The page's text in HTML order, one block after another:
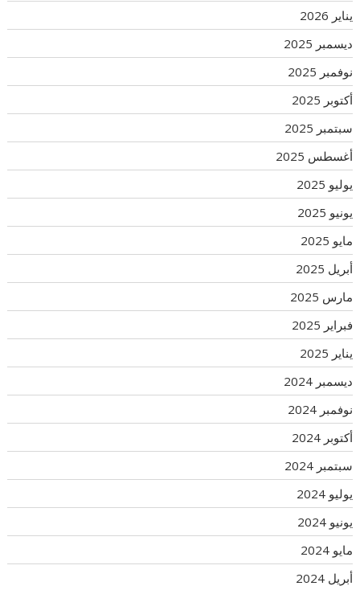
يناير 2026
ديسمبر 2025
نوفمبر 2025
أكتوبر 2025
سبتمبر 2025
أغسطس 2025
يوليو 2025
يونيو 2025
مايو 2025
أبريل 2025
مارس 2025
فبراير 2025
يناير 2025
ديسمبر 2024
نوفمبر 2024
أكتوبر 2024
سبتمبر 2024
يوليو 2024
يونيو 2024
مايو 2024
أبريل 2024